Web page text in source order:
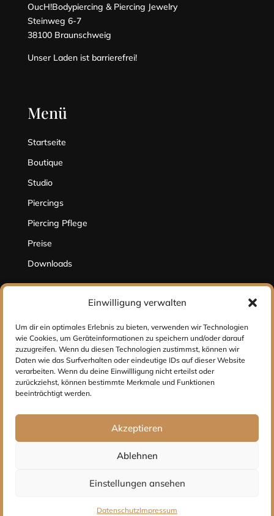
Einwilligung verwalten
Um dir ein optimales Erlebnis zu bieten, verwenden wir Technologien
wie Cookies, um Geräteinformationen zu speichern und/oder darauf
zuzugreifen. Wenn du diesen Technologien zustimmst, können wir
Daten wie das Surfverhalten oder eindeutige IDs auf dieser Website
verarbeiten. Wenn du deine Einwillligung nicht erteilst oder
zurückziehst, können bestimmte Merkmale und Funktionen
beeinträchtigt werden.
Akzeptieren
Ablehnen
Einstellungen ansehen
DatenschutzImpressum
OucH!Bodypiercing & Piercing Jewelry
Steinweg 6-7
38100 Braunschweig
Unser Laden ist barrierefrei!
Menü
Startseite
Boutique
Studio
Piercings
Piercing Pflege
Preise
Downloads
Kontakt
Impressum
Datenschutz
Social Media
ALL RIGHTS RESERVED 2025 © ouch-bodypiercing.de |